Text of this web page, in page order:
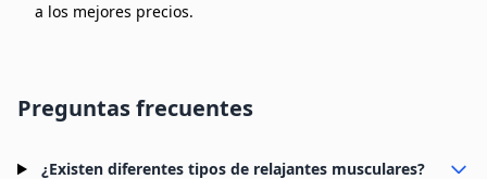
a los mejores precios.
Preguntas frecuentes
¿Existen diferentes tipos de relajantes musculares?